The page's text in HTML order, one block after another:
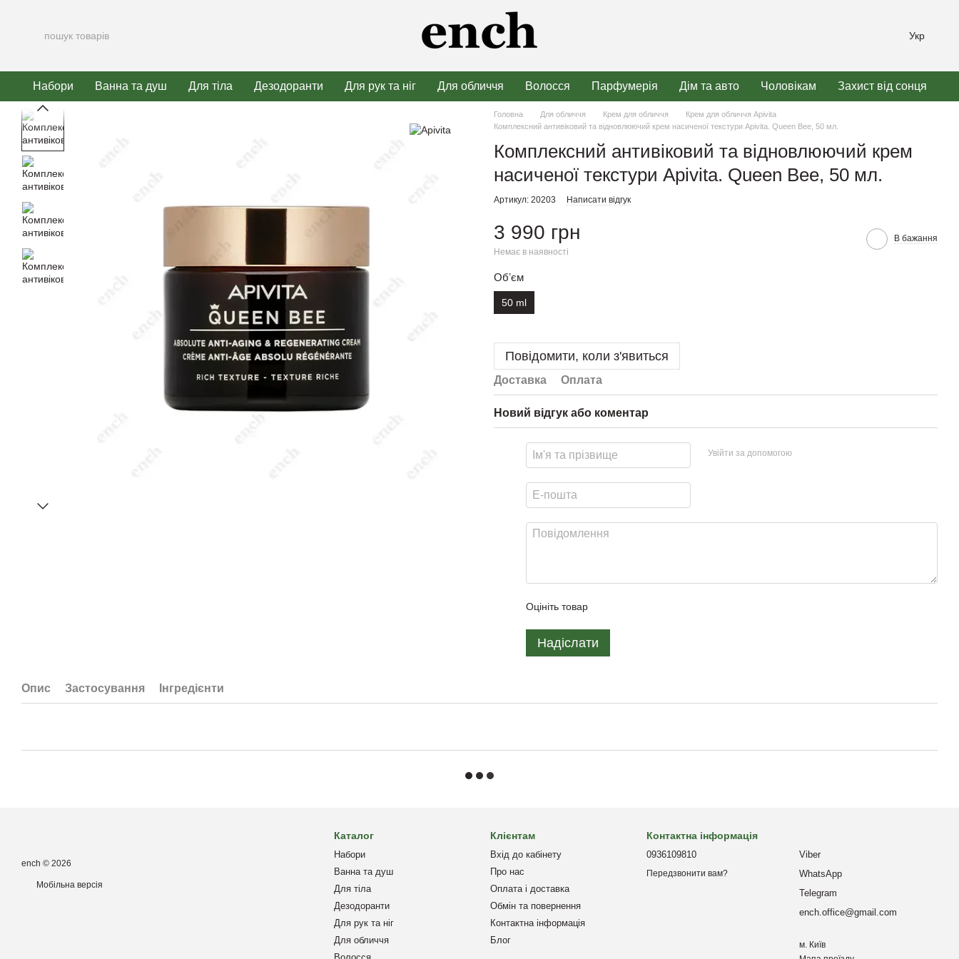
Укр
Набори Ванна та душ Для тіла Дезодоранти Для рук та ніг Для обличчя Волосся Парфумерія Дім та авто Чоловікам Захист від сонця
Головна Для обличчя Крем для обличчя
Крем для обличчя Apivita
Комплексний антивіковий та відновлюючий крем насиченої текстури Apivita. Queen Bee, 50 мл.
Комплексний антивіковий та відновлюючий крем
насиченої текстури Apivita. Queen Bee, 50 мл.
Артикул: 20203 Написати відгук
3 990 грн
Немає в наявності
В бажання
Обʼєм
50 ml
Повідомити, коли з'явиться
Доставка Оплата
Новий відгук або коментар
Увійти за допомогою
Оцініть товар
Надіслати
Опис Застосування Інгредієнти
ench © 2026
Мобільна версія
Каталог
Набори
Ванна та душ
Для тіла
Дезодоранти
Для рук та ніг
Для обличчя
Клієнтам
Вхід до кабінету
Про нас
Оплата і доставка
Обмін та повернення
Контактна інформація
Блог
Контактна інформація
0936109810
Передзвонити вам?
Viber
WhatsApp
Telegram
ench.office@gmail.com
м. Київ